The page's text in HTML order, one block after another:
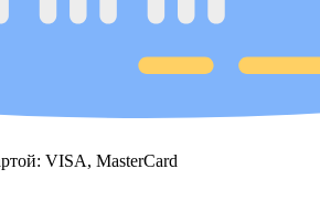
VISA, MasterCard